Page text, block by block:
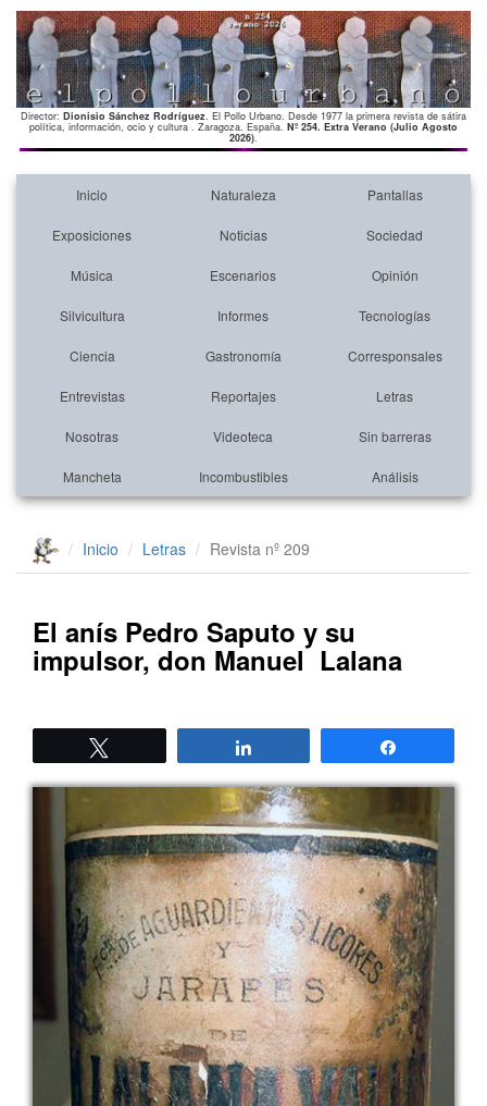
Director: Dionisio Sánchez Rodríguez. El Pollo Urbano. Desde 1977 la primera revista de sátira
política, información, ocio y cultura . Zaragoza. España. Nº 254. Extra Verano (Julio Agosto
2026).
Inicio Naturaleza Pantallas
Exposiciones Noticias Sociedad
Música Escenarios Opinión
Silvicultura Informes Tecnologías
Ciencia Gastronomía Corresponsales
Entrevistas Reportajes Letras
Nosotras Videoteca Sin barreras
Mancheta Incombustibles Análisis
Inicio Letras Revista nº 209
El anís Pedro Saputo y su
impulsor, don Manuel Lalana